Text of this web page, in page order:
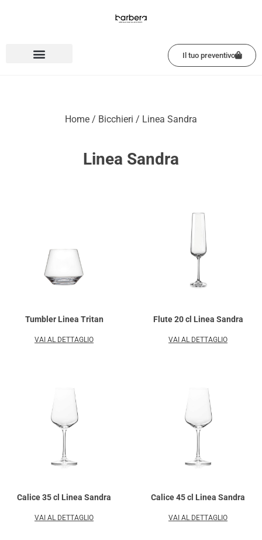
Il tuo preventivo
Home / Bicchieri / Linea Sandra
Linea Sandra
Tumbler Linea Tritan
VAI AL DETTAGLIO
Flute 20 cl Linea Sandra
VAI AL DETTAGLIO
Calice 35 cl Linea Sandra
VAI AL DETTAGLIO
Calice 45 cl Linea Sandra
VAI AL DETTAGLIO